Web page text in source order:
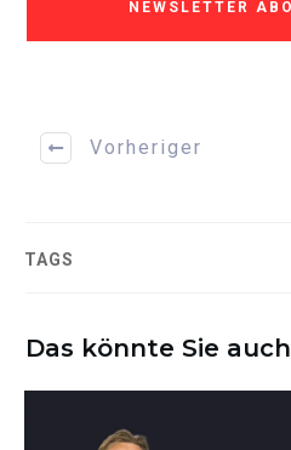
NEWSLETTER
Vorheriger
TAGS
Das könnte Sie